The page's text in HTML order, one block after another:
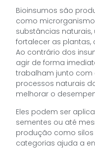
Bioinsumos são
como
substâncias
fortalecer as
Ao contrário dos
agir de forma
trabalham junto com
processos naturais
melhorar o
Eles podem ser
sementes ou até
produção como silos
categorias ajuda a